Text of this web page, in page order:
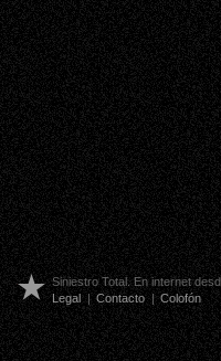
Siniestro Total. En internet
Legal | Contacto | Colofón